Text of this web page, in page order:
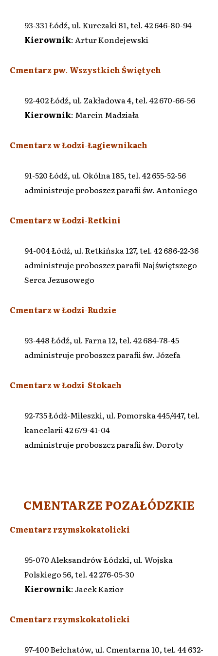
93-331 Łódź, ul. Kurczaki 81, tel. 42 646-80-94
Kierownik: Artur Kondejewski
Cmentarz pw. Wszystkich Świętych
92-402 Łódź, ul. Zakładowa 4, tel. 42 670-66-56
Kierownik: Marcin Madziała
Cmentarz w Łodzi-Łagiewnikach
91-520 Łódź, ul. Okólna 185, tel. 42 655-52-56
administruje proboszcz parafii św. Antoniego
Cmentarz w Łodzi-Retkini
94-004 Łódź, ul. Retkińska 127, tel. 42 686-22-36
administruje proboszcz parafii Najświętszego
Serca Jezusowego
Cmentarz w Łodzi-Rudzie
93-448 Łódź, ul. Farna 12, tel. 42 684-78-45
administruje proboszcz parafii św. Józefa
Cmentarz w Łodzi-Stokach
92-735 Łódź-Mileszki, ul. Pomorska 445/447, tel.
kancelarii 42 679-41-04
administruje proboszcz parafii św. Doroty
CMENTARZE POZAŁÓDZKIE
Cmentarz rzymskokatolicki
95-070 Aleksandrów Łódzki, ul. Wojska
Polskiego 56, tel. 42 276-05-30
Kierownik: Jacek Kazior
Cmentarz rzymskokatolicki
97-400 Bełchatów, ul. Cmentarna 10, tel. 44 632-